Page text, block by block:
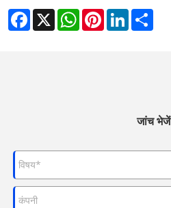
Facebook
X WhatsAppPinterestLinkedIn
जांच भेजें